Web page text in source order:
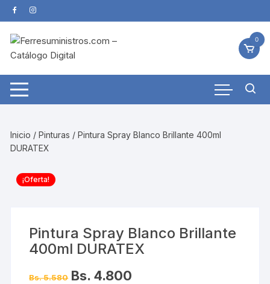
Saltar
al
contenido
0
Inicio /Pinturas / Pintura Spray Blanco Brillante 400ml
DURATEX
¡Oferta!
Pintura Spray Blanco Brillante
400ml DURATEX
Bs. 5.580Bs. 4.800